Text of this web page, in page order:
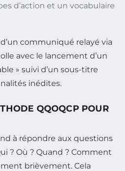
d’action et un vocabulaire
communiqué relayé via
avec le lancement d’un
» suivi d’un sous-titre
inédites.
QQOQCP POUR
à répondre aux questions
? Où ? Quand ? Comment
brièvement. Cela